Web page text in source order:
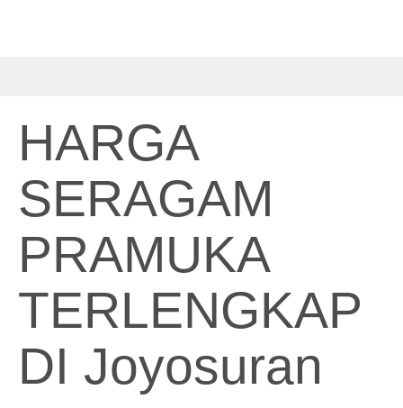
HARGA
SERAGAM
PRAMUKA
TERLENGKAP
DI Joyosuran